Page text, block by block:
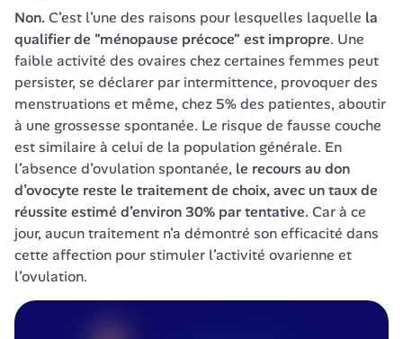
Non. C’est l’une des raisons pour lesquelles laquelle la
qualifier de "ménopause précoce" est impropre. Une
faible activité des ovaires chez certaines femmes peut
persister, se déclarer par intermittence, provoquer des
menstruations et même, chez 5% des patientes, aboutir
à une grossesse spontanée. Le risque de fausse couche
est similaire à celui de la population générale. En
l’absence d’ovulation spontanée, le recours au don
d’ovocyte reste le traitement de choix, avec un taux de
réussite estimé d’environ 30% par tentative. Car à ce
jour, aucun traitement n’a démontré son efficacité dans
cette affection pour stimuler l’activité ovarienne et
l’ovulation.